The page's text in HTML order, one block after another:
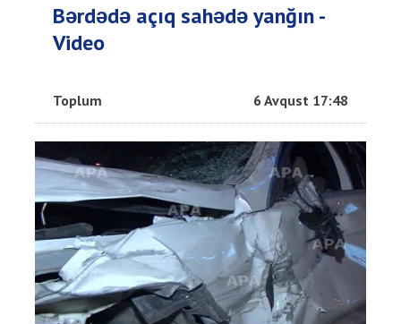
Bərdədə açıq sahədə yanğın -
Video
Toplum 6 Avqust 17:48